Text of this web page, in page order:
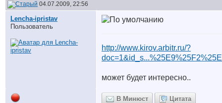
04.07.2009, 22:56
Lencha-ipristav
Пользователь
http://www.kirov.arbitr.ru/?
может будет интересно..
В Минюст Цитата